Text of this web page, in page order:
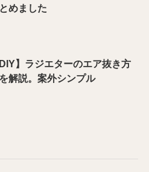
めました
DIY】ラジエターのエア抜き方
解説。案外シンプル